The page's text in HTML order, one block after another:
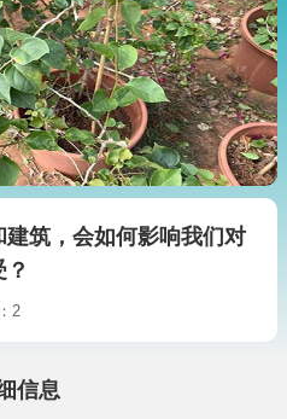
筑，会如何影响我们对
2
信息